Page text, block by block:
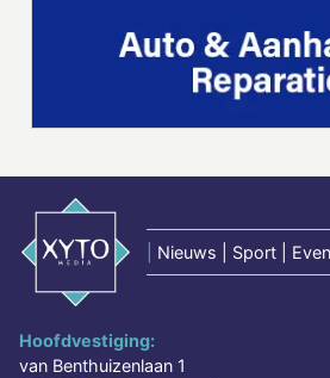
Nieuws | Sport |
Hoofdvestiging:
van Benthuizenlaan 1